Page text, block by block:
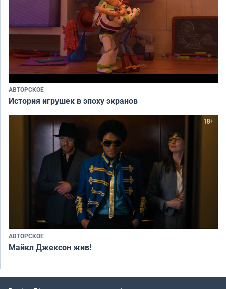
АВТОРСКОЕ
История игрушек в эпоху экранов
АВТОРСКОЕ
Майкл Джексон жив!